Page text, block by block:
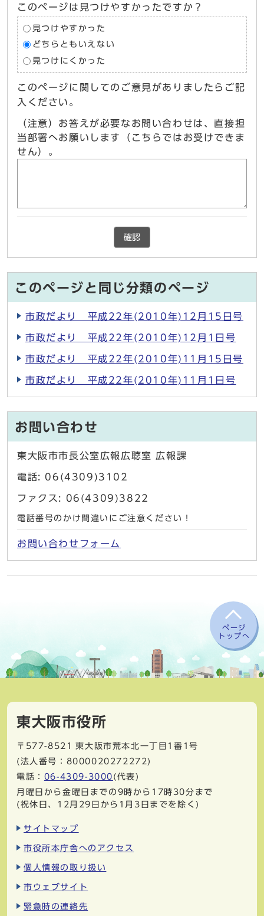
このページは見つけやすかったですか？
見つけやすかった
どちらともいえない
見つけにくかった
このページに関してのご意見がありましたらご記
入ください。
（注意）お答えが必要なお問い合わせは、直接担
当部署へお願いします（こちらではお受けできま
せん）。
確認
このページと同じ分類のページ
市政だより 平成22年(2010年)12月15日号
市政だより 平成22年(2010年)12月1日号
市政だより 平成22年(2010年)11月15日号
市政だより 平成22年(2010年)11月1日号
お問い合わせ
東大阪市市長公室広報広聴室 広報課
電話: 06(4309)3102
ファクス: 06(4309)3822
電話番号のかけ間違いにご注意ください！
お問い合わせフォーム
ページ
トップへ
東大阪市役所
〒577-8521
東大阪市荒本北一丁目1番1号
(法人番号：8000020272272)
電話： 06-4309-3000 (代表)
月曜日から金曜日までの9時から17時30分まで
(祝休日、12月29日から1月3日までを除く)
サイトマップ
市役所本庁舎へのアクセス
個人情報の取り扱い
市ウェブサイト
緊急時の連絡先